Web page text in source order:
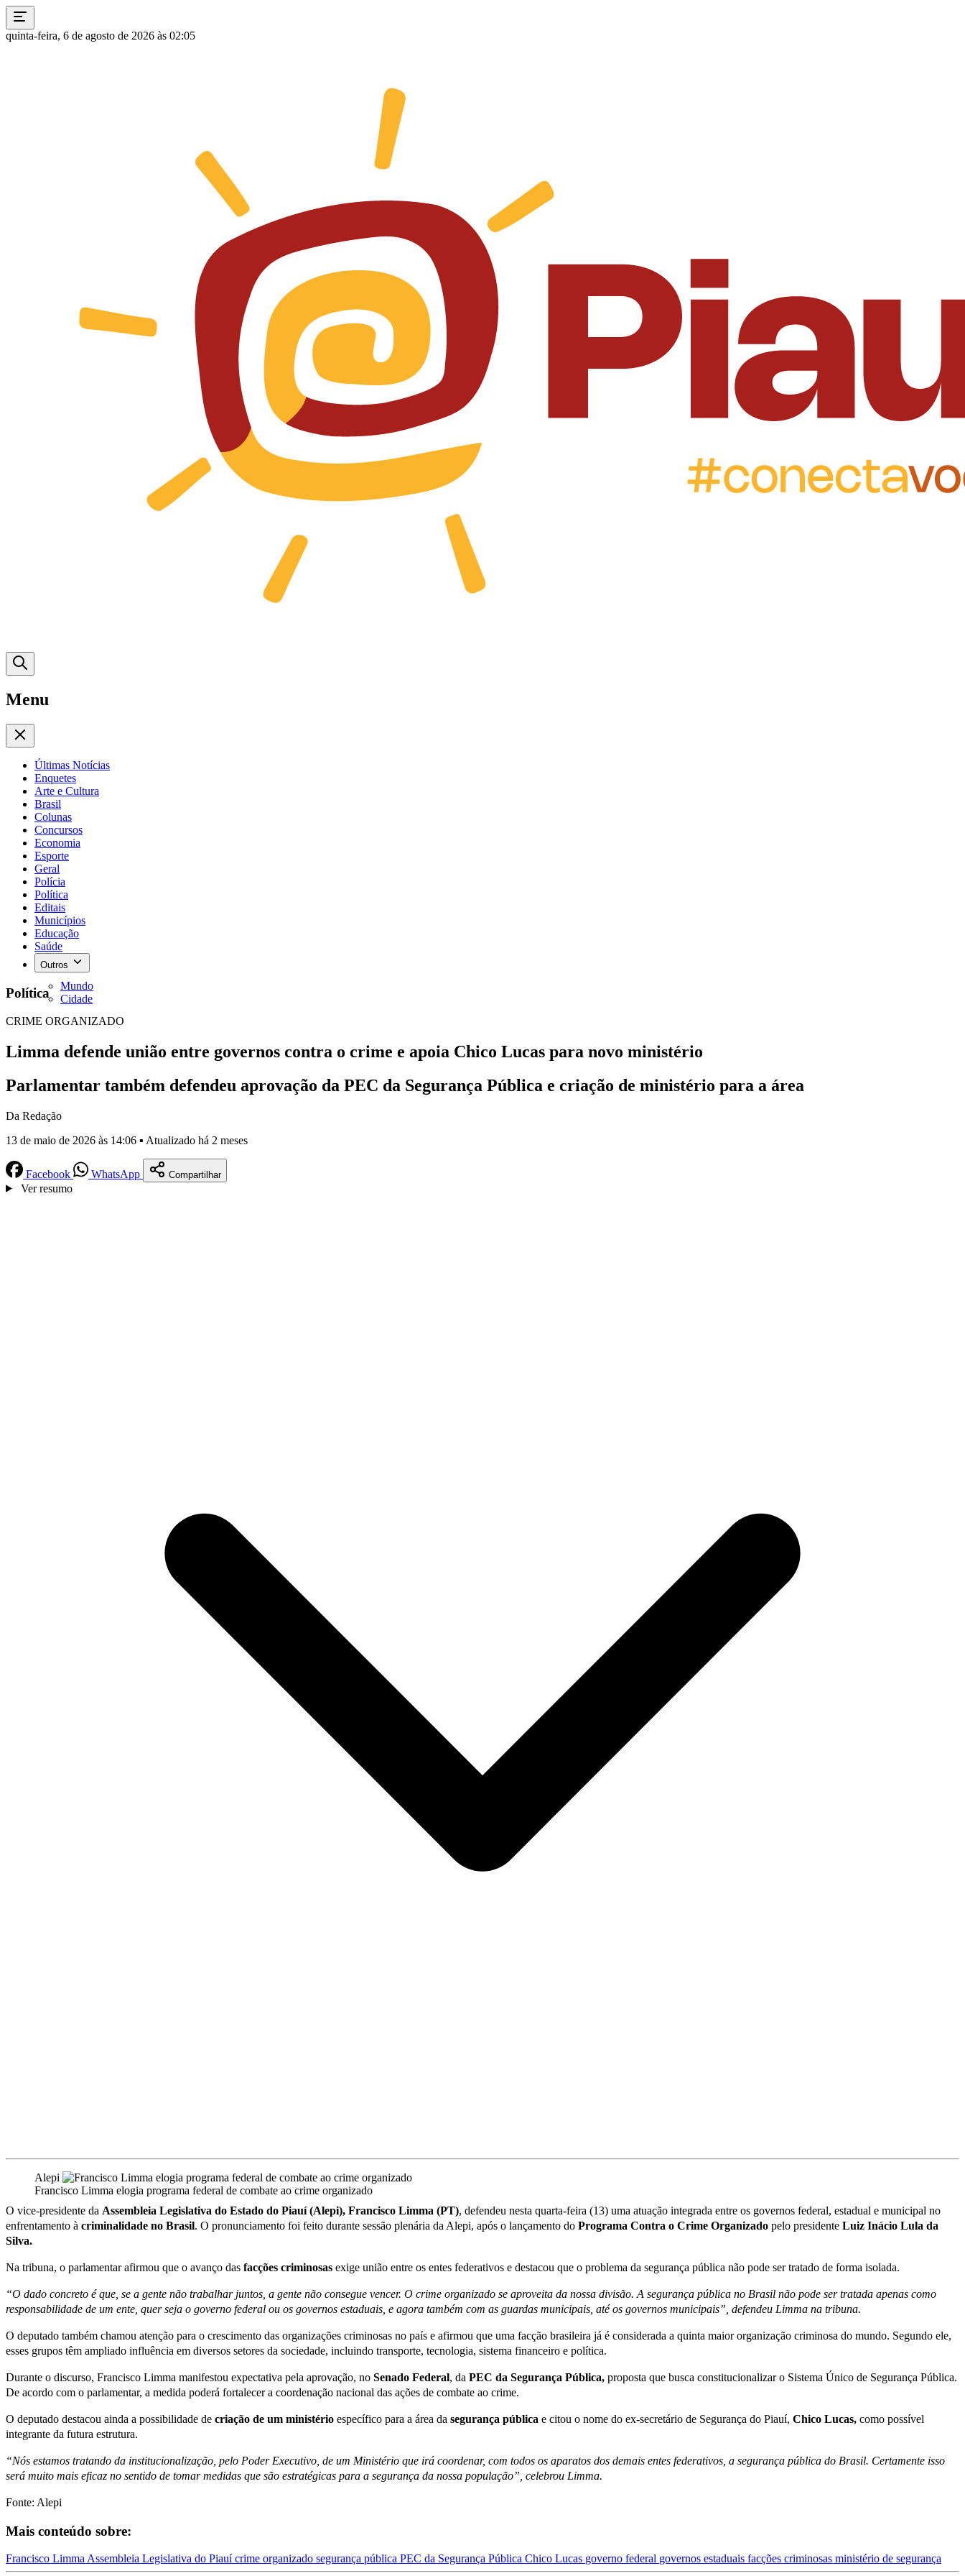
quinta-feira, 6 de agosto de 2026 às 02:05
Menu
Últimas Notícias
Enquetes
Arte e Cultura
Brasil
Colunas
Concursos
Economia
Esporte
Geral
Polícia
Política
Editais
Municípios
Educação
Saúde
Outros
Mundo
Cidade
Política
CRIME ORGANIZADO
Limma defende união entre governos contra o crime e apoia Chico Lucas para novo ministério
Parlamentar também defendeu aprovação da PEC da Segurança Pública e criação de ministério para a área
Da Redação
13 de maio de 2026 às 14:06 ▪ Atualizado há 2 meses
Facebook WhatsApp Compartilhar
Ver resumo
Alepi
Francisco Limma elogia programa federal de combate ao crime organizado
O vice-presidente da Assembleia Legislativa do Estado do Piauí (Alepi), Francisco Limma (PT), defendeu nesta quarta-feira (13) uma atuação integrada entre os governos federal, estadual e municipal no
enfrentamento à criminalidade no Brasil. O pronunciamento foi feito durante sessão plenária da Alepi, após o lançamento do Programa Contra o Crime Organizado pelo presidente Luiz Inácio Lula da
Silva.
Na tribuna, o parlamentar afirmou que o avanço das facções criminosas exige união entre os entes federativos e destacou que o problema da segurança pública não pode ser tratado de forma isolada.
“O dado concreto é que, se a gente não trabalhar juntos, a gente não consegue vencer. O crime organizado se aproveita da nossa divisão. A segurança pública no Brasil não pode ser tratada apenas como
responsabilidade de um ente, quer seja o governo federal ou os governos estaduais, e agora também com as guardas municipais, até os governos municipais”, defendeu Limma na tribuna.
O deputado também chamou atenção para o crescimento das organizações criminosas no país e afirmou que uma facção brasileira já é considerada a quinta maior organização criminosa do mundo. Segundo ele,
esses grupos têm ampliado influência em diversos setores da sociedade, incluindo transporte, tecnologia, sistema financeiro e política.
Durante o discurso, Francisco Limma manifestou expectativa pela aprovação, no Senado Federal, da PEC da Segurança Pública, proposta que busca constitucionalizar o Sistema Único de Segurança Pública.
De acordo com o parlamentar, a medida poderá fortalecer a coordenação nacional das ações de combate ao crime.
O deputado destacou ainda a possibilidade de criação de um ministério específico para a área da segurança pública e citou o nome do ex-secretário de Segurança do Piauí, Chico Lucas, como possível
integrante da futura estrutura.
“Nós estamos tratando da institucionalização, pelo Poder Executivo, de um Ministério que irá coordenar, com todos os aparatos dos demais entes federativos, a segurança pública do Brasil. Certamente isso
será muito mais eficaz no sentido de tomar medidas que são estratégicas para a segurança da nossa população”, celebrou Limma.
Fonte: Alepi
Mais conteúdo sobre:
Francisco Limma Assembleia Legislativa do Piauícrime organizado segurança pública PEC da Segurança Pública Chico Lucas governo federal governos estaduais facções criminosas ministério de segurança